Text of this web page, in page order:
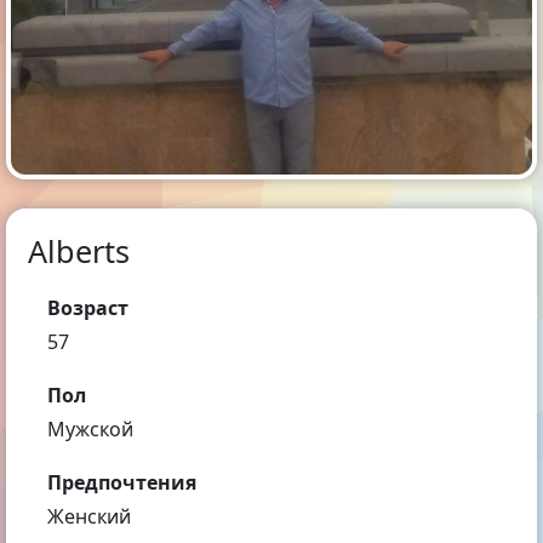
Alberts
Возраст
57
Пол
Мужской
Предпочтения
Женский